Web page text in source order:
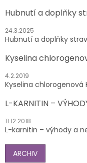
Hubnutí a doplňky
24.3.2025
Hubnutí a doplňky
Kyselina
4.2.2019
Kyselina chlorogenová
L-KARNITIN –
11.12.2018
L-karnitin – výhody a
ARCHIV